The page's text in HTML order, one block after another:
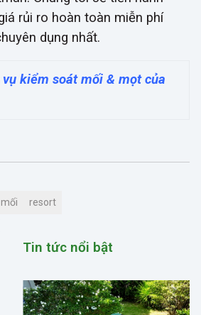
rủi ro hoàn toàn miễn phí
dụng nhất.
vụ kiểm soát mối & mọt của
mối resort
Tin tức nổi bật